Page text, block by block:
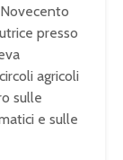
presso
agricoli
sulle
e sulle